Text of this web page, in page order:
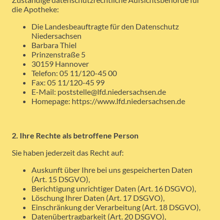
die Apotheke:
Die Landesbeauftragte für den Datenschutz
Niedersachsen
Barbara Thiel
Prinzenstraße 5
30159 Hannover
Telefon: 05 11/120-45 00
Fax: 05 11/120-45 99
E-Mail: poststelle@lfd.niedersachsen.de
Homepage: https://www.lfd.niedersachsen.de
2. Ihre Rechte als betroffene Person
Sie haben jederzeit das Recht auf:
Auskunft über Ihre bei uns gespeicherten Daten
(Art. 15 DSGVO),
Berichtigung unrichtiger Daten (Art. 16 DSGVO),
Löschung Ihrer Daten (Art. 17 DSGVO),
Einschränkung der Verarbeitung (Art. 18 DSGVO),
Datenübertragbarkeit (Art. 20 DSGVO),